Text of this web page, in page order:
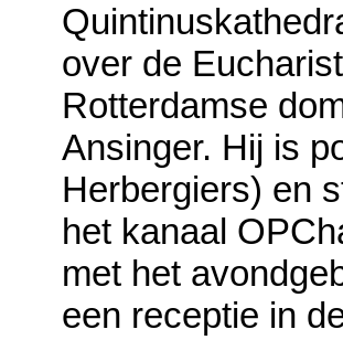
over de
Rotterdamse
Ansinger. Hij is
Herbergiers) en
het kanaal
met het
een receptie in